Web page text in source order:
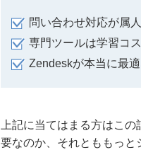
問い合わせ対応が属
専門ツールは学習コ
Zendeskが本当に最
上記に当てはまる方はこ
要なのか、それとももっと